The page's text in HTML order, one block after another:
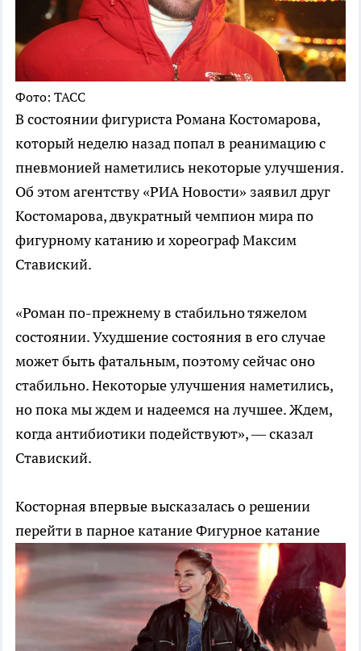
Фото: ТАСС
В состоянии фигуриста Романа Костомарова,
который неделю назад попал в реанимацию с
пневмонией наметились некоторые улучшения.
Об этом агентству «РИА Новости» заявил друг
Костомарова, двукратный чемпион мира по
фигурному катанию и хореограф Максим
Ставиский.
«Роман по-прежнему в стабильно тяжелом
состоянии. Ухудшение состояния в его случае
может быть фатальным, поэтому сейчас оно
стабильно. Некоторые улучшения наметились,
но пока мы ждем и надеемся на лучшее. Ждем,
когда антибиотики подействуют», — сказал
Ставиский.
Косторная впервые высказалась о решении
перейти в парное катаниеФигурное катание